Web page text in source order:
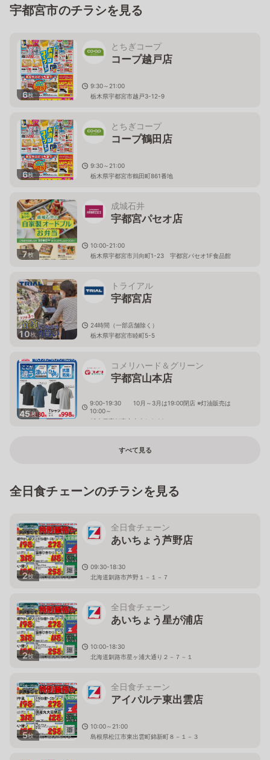
宇都宮市のチラシを見る
6枚
とちぎコープ
コープ越戸店
9:30～21:00
栃木県宇都宮市越戸3-12-9
6枚
とちぎコープ
コープ鶴田店
9:30～21:00
栃木県宇都宮市鶴田町861番地
7枚
成城石井
宇都宮パセオ店
10:00-21:00
栃木県宇都宮市川向町1-23 宇都宮パセオ1F食品館
10枚
トライアル
宇都宮店
24時間（一部店舗除く）
栃木県宇都宮市睦町5-5
45枚
コメリハード＆グリーン
宇都宮山本店
9:00-19:30 10月～3月は19:00閉店 ※灯油販売は
10:00～
栃木県宇都宮市山本1-3-28
すべて見る
全日食チェーンのチラシを見る
2枚
全日食チェーン
あいちょう芦野店
09:30-18:30
北海道釧路市芦野１－１－７
2枚
全日食チェーン
あいちょう星が浦店
10:00-18:30
北海道釧路市星ヶ浦大通り２－７－１
5枚
全日食チェーン
アイパルテ東出雲店
10:00～21:00
島根県松江市東出雲町錦新町８－１－３